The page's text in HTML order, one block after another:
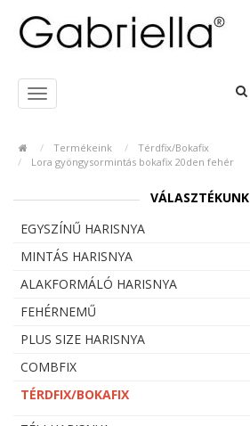
Termékeink
Térdfix/Bokafix
Lora gyöngysormintás bokafix 20den fehér
VÁLASZTÉKUNK
EGYSZÍNŰ HARISNYA
MINTÁS HARISNYA
ALAKFORMÁLÓ HARISNYA
FEHÉRNEMŰ
PLUS SIZE HARISNYA
COMBFIX
TÉRDFIX/BOKAFIX